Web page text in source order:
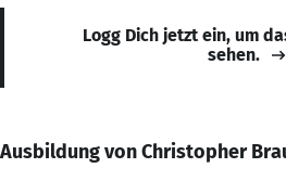
Logg Dich jetzt ein, um
sehen.
Ausbildung von Christopher